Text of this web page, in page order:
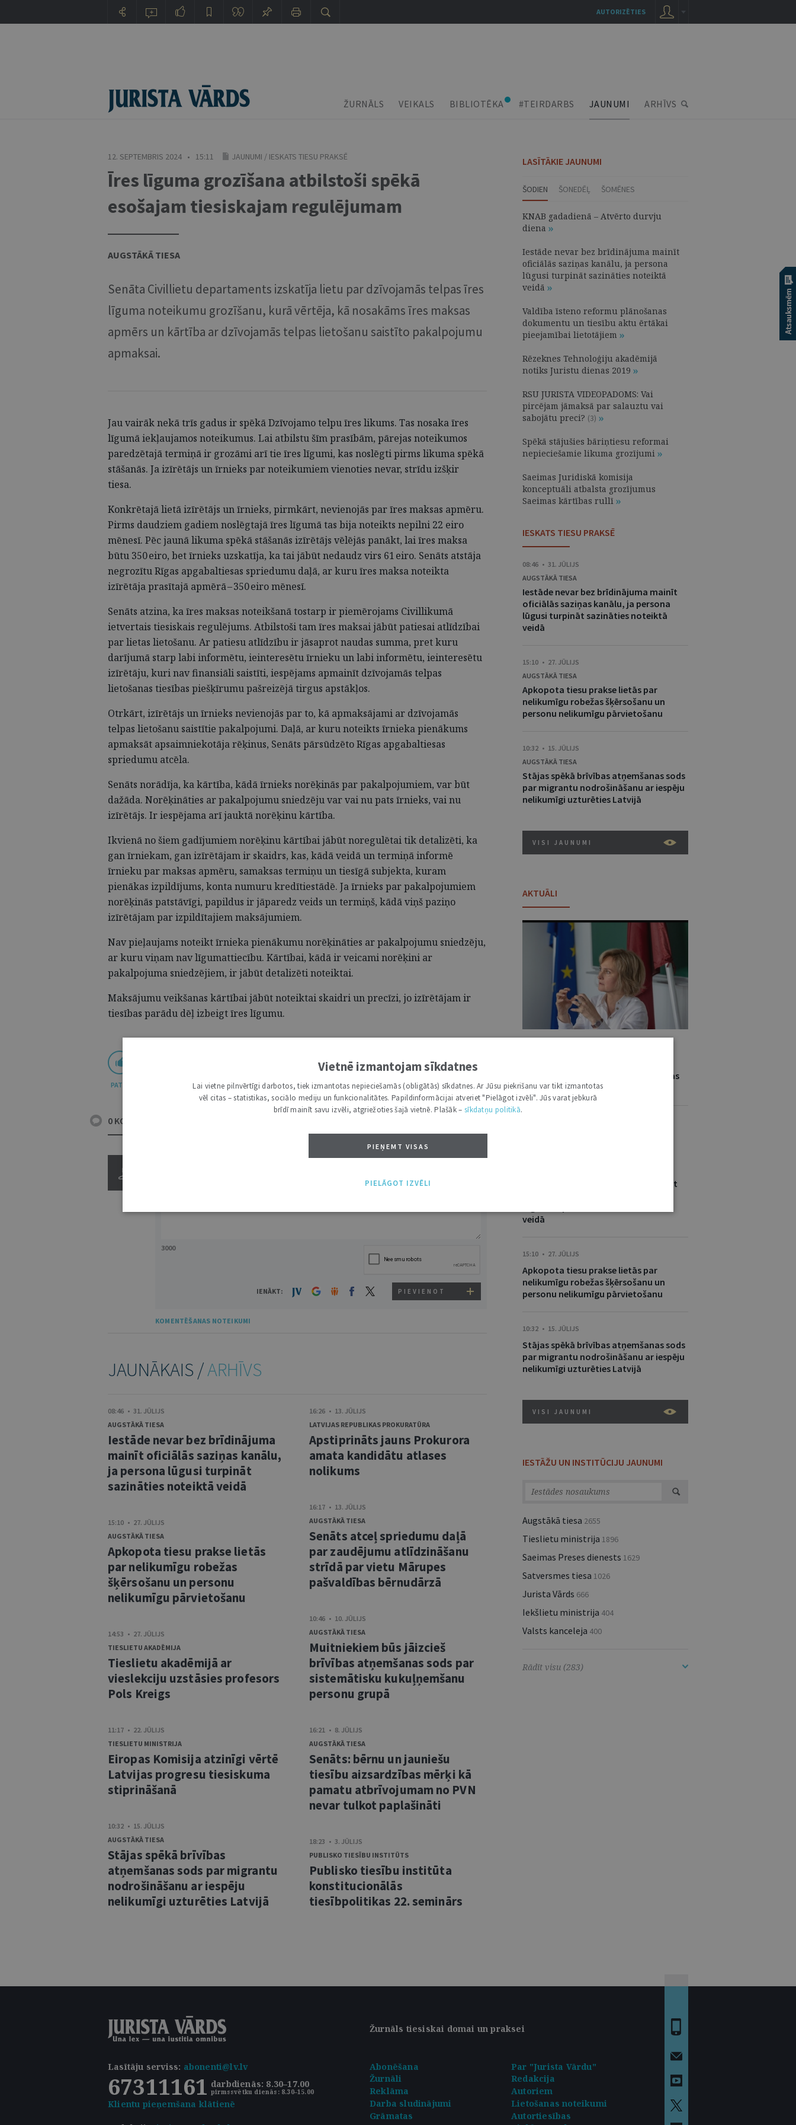
ŽURNĀLS VEIKALS BIBLIOTĒKA #TEIRDARBS JAUNUMI ARHĪVS
12. SEPTEMBRIS 2024 • 15:11 JAUNUMI / IESKATS TIESU PRAKSĒ
Īres līguma grozīšana atbilstoši spēkā
esošajam tiesiskajam regulējumam
AUGSTĀKĀ TIESA
Senāta Civillietu departaments izskatīja lietu par dzīvojamās telpas īres
līguma noteikumu grozīšanu, kurā vērtēja, kā nosakāms īres maksas
apmērs un kārtība ar dzīvojamās telpas lietošanu saistīto pakalpojumu
apmaksai.
Jau vairāk nekā trīs gadus ir spēkā Dzīvojamo telpu īres likums. Tas nosaka īres
līgumā iekļaujamos noteikumus. Lai atbilstu šīm prasībām, pārejas noteikumos
paredzētajā termiņā ir grozāmi arī tie īres līgumi, kas noslēgti pirms likuma spēkā
stāšanās. Ja izīrētājs un īrnieks par noteikumiem vienoties nevar, strīdu izšķir
tiesa.
Konkrētajā lietā izīrētājs un īrnieks, pirmkārt, nevienojās par īres maksas apmēru.
Pirms daudziem gadiem noslēgtajā īres līgumā tas bija noteikts nepilni 22 eiro
mēnesī. Pēc jaunā likuma spēkā stāšanās izīrētājs vēlējās panākt, lai īres maksa
būtu 350 eiro, bet īrnieks uzskatīja, ka tai jābūt nedaudz virs 61 eiro. Senāts atstāja
negrozītu Rīgas apgabaltiesas spriedumu daļā, ar kuru īres maksa noteikta
izīrētāja prasītajā apmērā – 350 eiro mēnesī.
Senāts atzina, ka īres maksas noteikšanā tostarp ir piemērojams Civillikumā
ietvertais tiesiskais regulējums. Atbilstoši tam īres maksai jābūt patiesai atlīdzībai
par lietas lietošanu. Ar patiesu atlīdzību ir jāsaprot naudas summa, pret kuru
darījumā starp labi informētu, ieinteresētu īrnieku un labi informētu, ieinteresētu
izīrētāju, kuri nav finansiāli saistīti, iespējams apmainīt dzīvojamās telpas
lietošanas tiesības piešķīrumu pašreizējā tirgus apstākļos.
Otrkārt, izīrētājs un īrnieks nevienojās par to, kā apmaksājami ar dzīvojamās
telpas lietošanu saistītie pakalpojumi. Daļā, ar kuru noteikts īrnieka pienākums
apmaksāt apsaimniekotāja rēķinus, Senāts pārsūdzēto Rīgas apgabaltiesas
spriedumu atcēla.
Senāts norādīja, ka kārtība, kādā īrnieks norēķinās par pakalpojumiem, var būt
dažāda. Norēķināties ar pakalpojumu sniedzēju var vai nu pats īrnieks, vai nu
izīrētājs. Ir iespējama arī jauktā norēķinu kārtība.
Ikvienā no šiem gadījumiem norēķinu kārtībai jābūt noregulētai tik detalizēti, ka
gan īrniekam, gan izīrētājam ir skaidrs, kas, kādā veidā un termiņā informē
īrnieku par maksas apmēru, samaksas termiņu un tiesīgā subjekta, kuram
pienākas izpildījums, konta numuru kredītiestādē. Ja īrnieks par pakalpojumiem
norēķinās patstāvīgi, papildus ir jāparedz veids un termiņš, kādā viņš paziņo
izīrētājam par izpildītajiem maksājumiem.
Nav pieļaujams noteikt īrnieka pienākumu norēķināties ar pakalpojumu sniedzēju,
ar kuru viņam nav līgumattiecību. Kārtībai, kādā ir veicami norēķini ar
pakalpojuma sniedzējiem, ir jābūt detalizēti noteiktai.
Maksājumu veikšanas kārtībai jābūt noteiktai skaidri un precīzi, jo izīrētājam ir
tiesības parādu dēļ izbeigt īres līgumu.
PATĪK DRUKĀT
0 KOMENTĀRI
3000
IENĀKT: PIEVIENOT
KOMENTĒŠANAS NOTEIKUMI
JAUNĀKAIS /ARHĪVS
08:46 • 31. JŪLIJS
AUGSTĀKĀ TIESA
Iestāde nevar bez brīdinājuma
mainīt oficiālās saziņas kanālu,
ja persona lūgusi turpināt
sazināties noteiktā veidā
15:10 • 27. JŪLIJS
AUGSTĀKĀ TIESA
Apkopota tiesu prakse lietās
par nelikumīgu robežas
šķērsošanu un personu
nelikumīgu pārvietošanu
14:53 • 27. JŪLIJS
TIESLIETU AKADĒMIJA
Tieslietu akadēmijā ar
vieslekciju uzstāsies profesors
Pols Kreigs
11:17 • 22. JŪLIJS
TIESLIETU MINISTRIJA
Eiropas Komisija atzinīgi vērtē
Latvijas progresu tiesiskuma
stiprināšanā
10:32 • 15. JŪLIJS
AUGSTĀKĀ TIESA
Stājas spēkā brīvības
atņemšanas sods par migrantu
nodrošināšanu ar iespēju
nelikumīgi uzturēties Latvijā
16:26 • 13. JŪLIJS
LATVIJAS REPUBLIKAS PROKURATŪRA
Apstiprināts jauns Prokurora
amata kandidātu atlases
nolikums
16:17 • 13. JŪLIJS
AUGSTĀKĀ TIESA
Senāts atceļ spriedumu daļā
par zaudējumu atlīdzināšanu
strīdā par vietu Mārupes
pašvaldības bērnudārzā
10:46 • 10. JŪLIJS
AUGSTĀKĀ TIESA
Muitniekiem būs jāizcieš
brīvības atņemšanas sods par
sistemātisku kukuļņemšanu
personu grupā
16:21 • 8. JŪLIJS
AUGSTĀKĀ TIESA
Senāts: bērnu un jauniešu
tiesību aizsardzības mērķi kā
pamatu atbrīvojumam no PVN
nevar tulkot paplašināti
18:23 • 3. JŪLIJS
PUBLISKO TIESĪBU INSTITŪTS
Publisko tiesību institūta
konstitucionālās
tiesībpolitikas 22. seminārs
LASĪTĀKIE JAUNUMI
ŠODIEN ŠONEDĒĻ ŠOMĒNES
KNAB gadadienā – Atvērto durvju
diena
Iestāde nevar bez brīdinājuma mainīt
oficiālās saziņas kanālu, ja persona
lūgusi turpināt sazināties noteiktā
veidā
Valdība īsteno reformu plānošanas
dokumentu un tiesību aktu ērtākai
pieejamībai lietotājiem
Rēzeknes Tehnoloģiju akadēmijā
notiks Juristu dienas 2019
RSU JURISTA VIDEOPADOMS: Vai
pircējam jāmaksā par salauztu vai
sabojātu preci? (3)
Spēkā stājušies bāriņtiesu reformai
nepieciešamie likuma grozījumi
Saeimas Juridiskā komisija
konceptuāli atbalsta grozījumus
Saeimas kārtības rullī
IESKATS TIESU PRAKSĒ
08:46 • 31. JŪLIJS
AUGSTĀKĀ TIESA
Iestāde nevar bez brīdinājuma mainīt
oficiālās saziņas kanālu, ja persona
lūgusi turpināt sazināties noteiktā
veidā
15:10 • 27. JŪLIJS
AUGSTĀKĀ TIESA
Apkopota tiesu prakse lietās par
nelikumīgu robežas šķērsošanu un
personu nelikumīgu pārvietošanu
10:32 • 15. JŪLIJS
AUGSTĀKĀ TIESA
Stājas spēkā brīvības atņemšanas sods
par migrantu nodrošināšanu ar iespēju
nelikumīgi uzturēties Latvijā
VISI JAUNUMI
AKTUĀLI
augstskolas starptautisko un Eiropas
tiesību Vasaras skola
Iestāde nevar bez brīdinājuma mainīt
veidā
15:10 • 27. JŪLIJS
Apkopota tiesu prakse lietās par
nelikumīgu robežas šķērsošanu un
personu nelikumīgu pārvietošanu
10:32 • 15. JŪLIJS
Stājas spēkā brīvības atņemšanas sods
par migrantu nodrošināšanu ar iespēju
nelikumīgi uzturēties Latvijā
VISI JAUNUMI
IESTĀŽU UN INSTITŪCIJU JAUNUMI
Augstākā tiesa 2655
Tieslietu ministrija 1896
Saeimas Preses dienests 1629
Satversmes tiesa 1026
Jurista Vārds 666
Iekšlietu ministrija 404
Valsts kanceleja 400
Rādīt visu (283)
Žurnāls tiesiskai domai un praksei
Lasītāju serviss: abonenti@lv.lv
67311161 darbdienās: 8.30–17.00
pirmssvētku dienās: 8.30–15.00
Klientu pieņemšana klātienē
Abonēšana
Par "Jurista Vārdu"
Žurnāli
Redakcija
Reklāma
Autoriem
Darba sludinājumi
Lietošanas noteikumi
Grāmatas
Autortiesības
AUTORIZĒTIES
Vietnē izmantojam sīkdatnes
Lai vietne pilnvērtīgi darbotos, tiek izmantotas nepieciešamās (obligātās) sīkdatnes. Ar Jūsu piekrišanu var tikt izmantotas
vēl citas – statistikas, sociālo mediju un funkcionalitātes. Papildinformācijai atveriet "Pielāgot izvēli". Jūs varat jebkurā
brīdī mainīt savu izvēli, atgriežoties šajā vietnē. Plašāk – sīkdatņu politikā.
PIEŅEMT VISAS
PIELĀGOT IZVĒLI